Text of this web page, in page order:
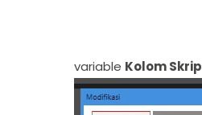
variable Kolom Skrip